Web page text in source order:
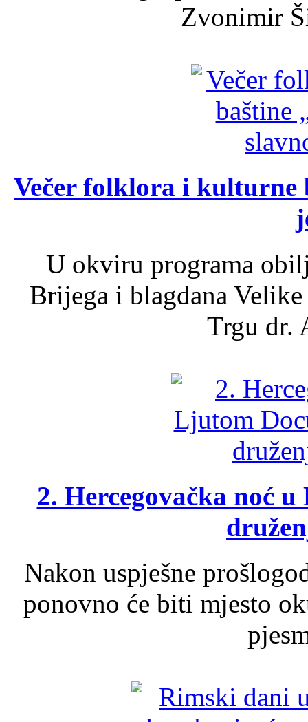
Zvonimir
Večer folklora i kulturne
U okviru programa
Brijega i blagdana
Trgu dr.
2. Hercegovačka noć
Nakon uspješne
ponovno će biti mjesto